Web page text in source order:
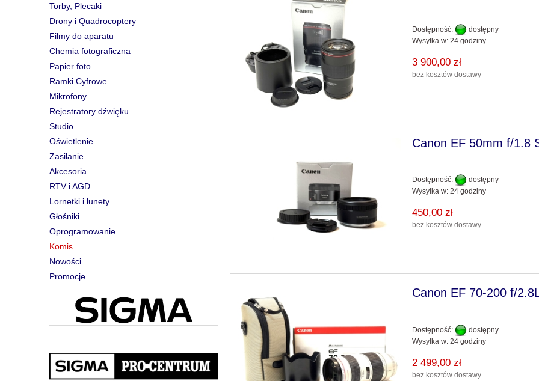
Torby, Plecaki
Drony i Quadrocoptery
Filmy do aparatu
Chemia fotograficzna
Papier foto
Ramki Cyfrowe
Mikrofony
Rejestratory dźwięku
Studio
Oświetlenie
Zasilanie
Akcesoria
RTV i AGD
Lornetki i lunety
Głośniki
Oprogramowanie
Komis
Nowości
Promocje
Dostępność:
dostępny
Wysyłka w: 24 godziny
3 900,00 zł
bez kosztów dostawy
Canon EF 50mm f/1.8
Dostępność:
dostępny
Wysyłka w: 24 godziny
450,00 zł
bez kosztów dostawy
Canon EF 70-200 f/
Dostępność:
dostępny
Wysyłka w: 24 godziny
2 499,00 zł
bez kosztów dostawy